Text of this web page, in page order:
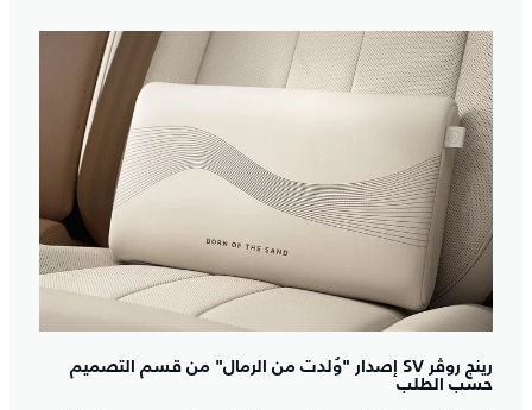
رينج روڤر SV إصدار "وُلدت من الرمال" من قسم التصميم
حسب الطلب